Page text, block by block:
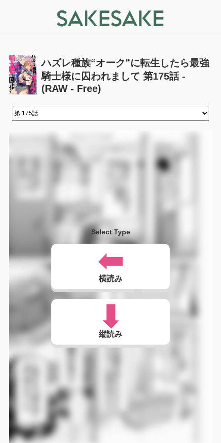
ハズレ種族“オーク”に転生したら最強
騎士様に囚われまして 第175話 -
(RAW - Free)
Select Type
横読み
縦読み